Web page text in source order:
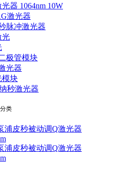
器 1064nm 10W
激光器
脉冲激光器
光
极管模块
光器
模块
秒激光器
类
浦皮秒被动调Q激光器
浦皮秒被动调Q激光器